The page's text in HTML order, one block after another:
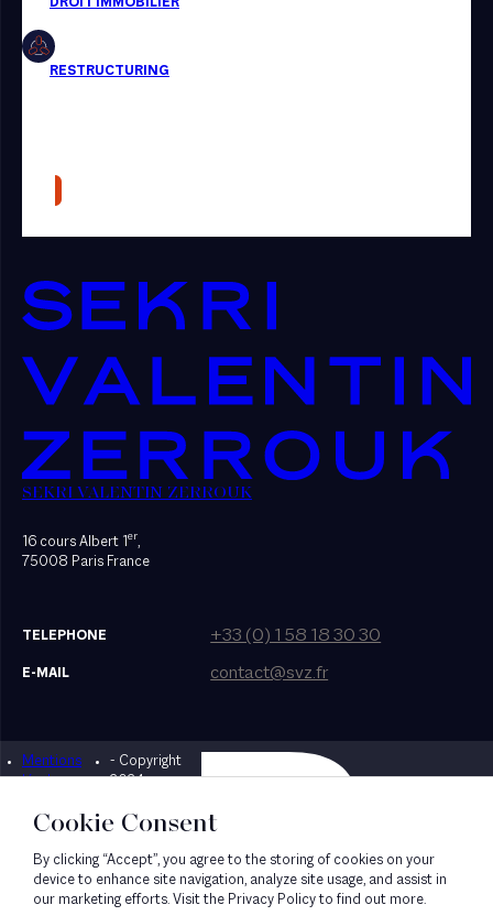
Presse
SEKRI VALENTIN ZERROUK
16 cours Albert 1er,
75008 Paris France
TELEPHONE +33 (0) 1 58 18 30 30
E-MAIL contact@svz.fr
Mentions
légales
- Copyright
2024
Designed by Bonhomme
Cookie Consent
By clicking “Accept”, you agree to the storing of cookies on your
device to enhance site navigation, analyze site usage, and assist in
our marketing efforts. Visit the Privacy Policy to find out more.